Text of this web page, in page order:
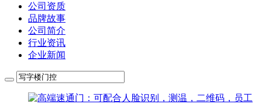
公司资质
品牌故事
公司简介
行业资讯
企业新闻